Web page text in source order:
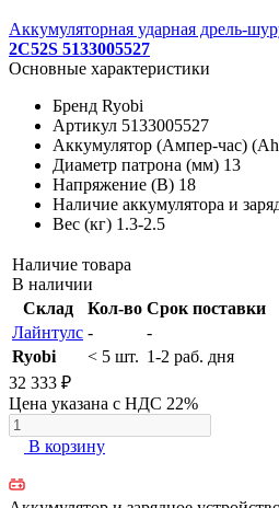
Аккумуляторная ударная дрель-
2C52S 5133005527
Основные характеристики
Бренд Ryobi
Артикул 5133005527
Аккумулятор (Ампер-час)
Диаметр патрона (мм) 13
Напряжение (В) 18
Наличие аккумулятора и
Вес (кг) 1.3-2.5
Наличие товара
В наличии
Склад
Кол-во Срок поставки
Лайнтулс -
-
Ryobi
< 5 шт. 1-2 раб. дня
32 333 ₽
Цена указана с НДС 22%
В корзину